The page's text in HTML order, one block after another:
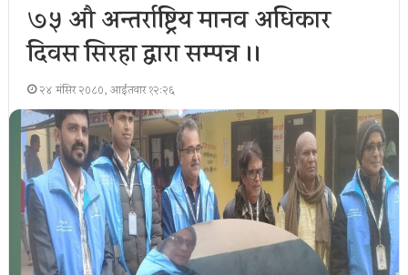
७५ औ अन्तर्राष्ट्रिय मानव अधिकार
दिवस सिरहा द्वारा सम्पन्न ।।
२४ मंसिर २०८०, आईतवार १२:२६